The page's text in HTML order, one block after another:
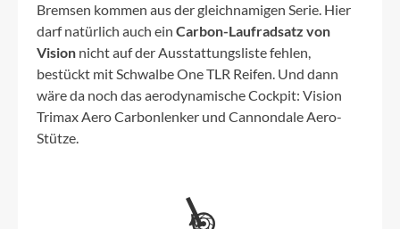
Bremsen kommen aus der gleichnamigen Serie. Hier
darf natürlich auch ein Carbon-Laufradsatz von
Vision nicht auf der Ausstattungsliste fehlen,
bestückt mit Schwalbe One TLR Reifen. Und dann
wäre da noch das aerodynamische Cockpit: Vision
Trimax Aero Carbonlenker und Cannondale Aero-
Stütze.